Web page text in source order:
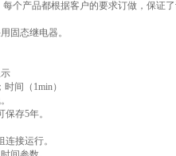
个产品都根据客户的要求订做，保证了
固态继电器。
间（1min）
存5年。
接运行。